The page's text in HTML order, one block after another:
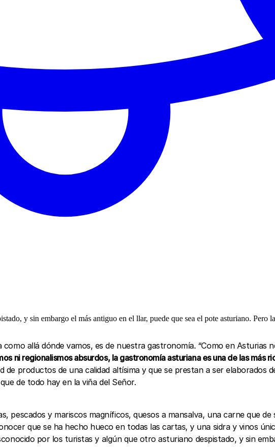
y sin embargo el más antiguo en el llar, puede que sea el pote asturiano. Pero
allá dónde vamos, es de nuestra gastronomía. “Como en Asturias
ni regionalismos absurdos, la gastronomía asturiana es una de las más
productos de una calidad altísima y que se prestan a ser elaborados
de todo hay en la viña del Señor.
pescados y mariscos magníficos, quesos a mansalva, una carne que
que se ha hecho hueco en todas las cartas, y una sidra y vinos
por los turistas y algún que otro asturiano despistado, y sin